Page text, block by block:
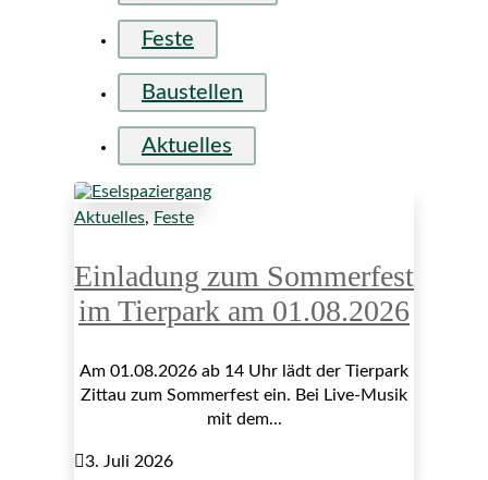
Feste
Baustellen
Aktuelles
Aktuelles, Feste
Einladung zum Sommerfest
im Tierpark am 01.08.2026
Am 01.08.2026 ab 14 Uhr lädt der Tierpark
Zittau zum Sommerfest ein. Bei Live-Musik
mit dem...
3. Juli 2026